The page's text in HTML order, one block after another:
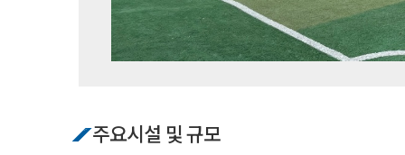
주요시설 및 규모